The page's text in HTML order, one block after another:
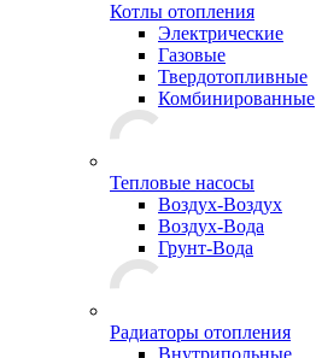
Котлы отопления
Электрические
Газовые
Твердотопливные
Комбинированные
Тепловые насосы
Воздух-Воздух
Воздух-Вода
Грунт-Вода
Радиаторы отопления
Внутрипольные